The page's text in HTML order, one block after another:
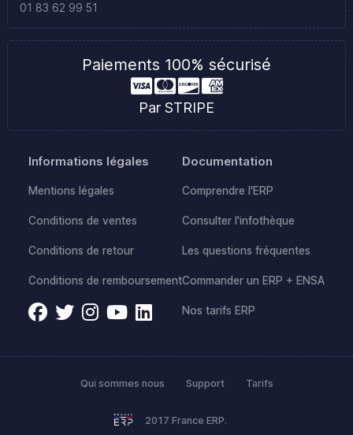
01 83 62 99 51
Paiements 100% sécurisé
Par STRIPE
Informations légales
Mentions légales
Conditions de ventes
Conditions de retour
Conditions de remboursement
Documentation
Comprendre l'ERP
Consulter l'infothèque
Les questions fréquentes
Commander un ERP + ENSA
Nos tarifs ERP
2017 France ERP.
Qui sommes nous Support Tarifs